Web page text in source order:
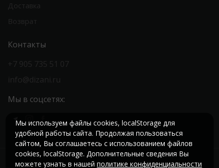
Доставка
Возврат
Контакты
+7 905 735 51 07
info@dizani.ru
Мы в соцсетях:
Мы используем файлы cookies, localStorage для
удобной работы сайта. Продолжая пользоваться
сайтом, Вы соглашаетесь с использованием файлов
cookies, localStorage. Дополнительные сведения Вы
можете узнать в нашейполитике конфиденциальности